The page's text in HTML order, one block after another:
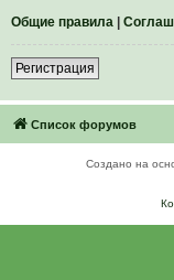
Общие правила |
Регистрация
Список форумов
Создано на